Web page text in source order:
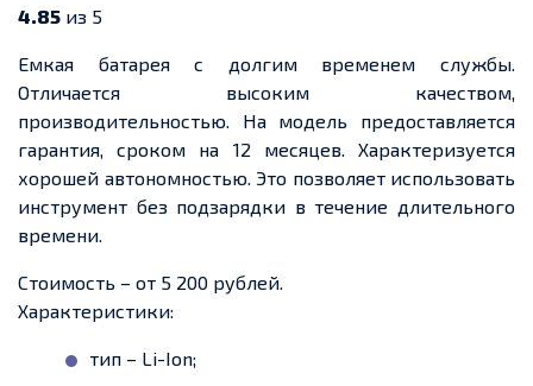
4.85 из 5
Емкая батарея с долгим временем службы.
Отличается высоким качеством,
производительностью. На модель предоставляется
гарантия, сроком на 12 месяцев. Характеризуется
хорошей автономностью. Это позволяет использовать
инструмент без подзарядки в течение длительного
времени.
Стоимость – от 5 200 рублей.
Характеристики:
тип – Li-Ion;